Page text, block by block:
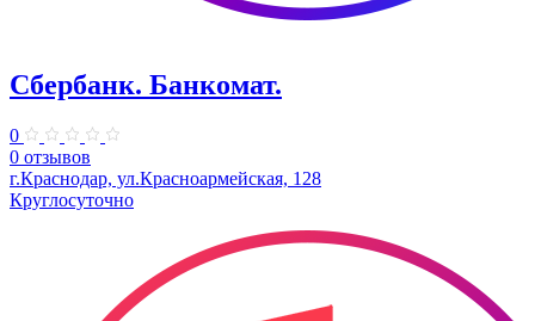
Сбербанк. Банкомат.
0
0 отзывов
г.Краснодар, ул.​Красноармейская, 128
Круглосуточно